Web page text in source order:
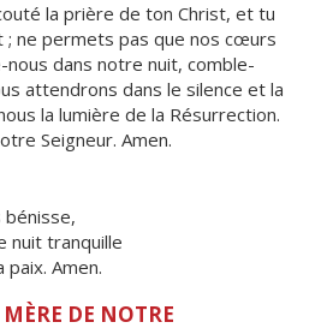
la prière de ton Christ, et tu
; ne permets pas que nos cœurs
dans notre nuit, comble-
attendrons dans le silence et la
la lumière de la Résurrection.
Seigneur. Amen.
bénisse,
nuit tranquille
Amen.
DE NOTRE